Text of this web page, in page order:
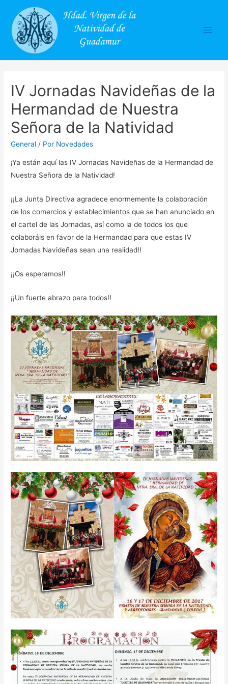
IV Jornadas Navideñas de la
Hermandad de Nuestra
Señora de la Natividad
General / Por Novedades
¡Ya están aquí las IV Jornadas Navideñas de la Hermandad de
Nuestra Señora de la Natividad!
¡¡La Junta Directiva agradece enormemente la colaboración
de los comercios y establecimientos que se han anunciado en
el cartel de las Jornadas, así como la de todos los que
colaboráis en favor de la Hermandad para que estas IV
Jornadas Navideñas sean una realidad!!
¡¡Os esperamos!!
¡¡Un fuerte abrazo para todos!!